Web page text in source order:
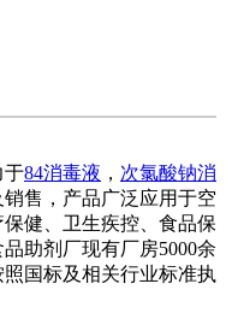
84消毒液 ， 次氯酸钠消
售，产品广泛应用于空
健、卫生疾控、食品保
助剂厂现有厂房5000余
国标及相关行业标准执